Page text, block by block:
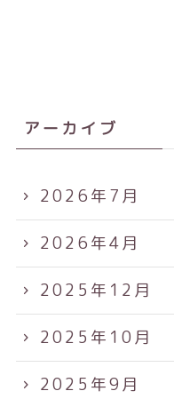
アーカイブ
2026年7月
2026年4月
2025年12月
2025年10月
2025年9月